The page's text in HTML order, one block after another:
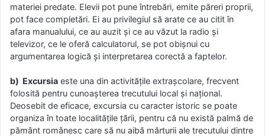
materiei predate. Elevii pot pune întrebări, emite păreri proprii,
pot face completări. Ei au privilegiul să arate ce au citit în
afara manualului, ce au auzit şi ce au văzut la radio şi
televizor, ce le oferă calculatorul, se pot obişnui cu
argumentarea logică şi interpretarea corectă a faptelor.
b) Excursia este una din activităţile extraşcolare, frecvent
folosită pentru cunoaşterea trecutului local şi naţional.
Deosebit de eficace, excursia cu caracter istoric se poate
organiza în toate localităţile ţării, pentru că nu există palmă de
pământ românesc care să nu aibă mărturii ale trecutului dintre